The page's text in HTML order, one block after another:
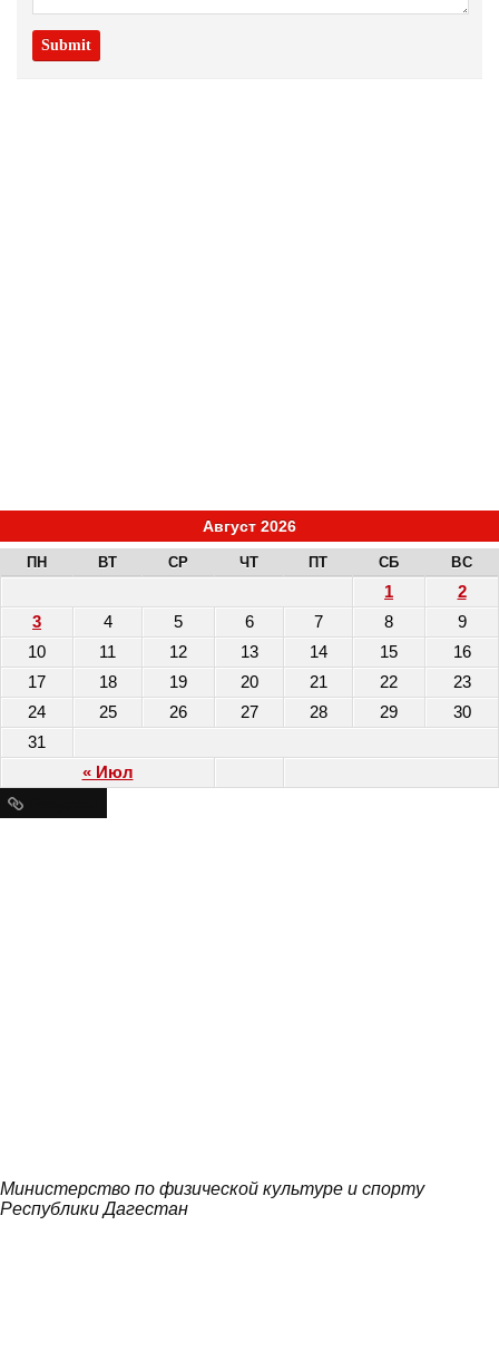
Август 2026
ПН ВТ СР ЧТ ПТ СБ ВС
« Июл
1
2
3
4 5 6 7 8
9
10
11 12 13 14 15
16
17
18 19 20 21 22
23
24
25 26 27 28 29
30
31
Министерство по физической культуре и спорту
Республики Дагестан